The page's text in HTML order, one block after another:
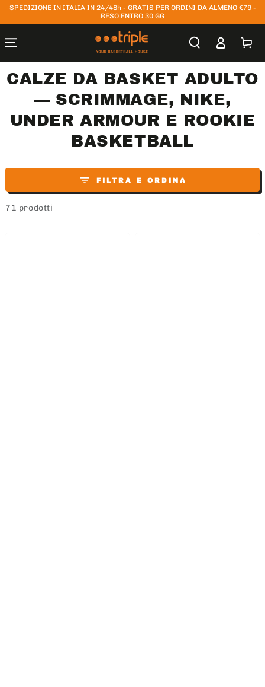
PASSA AL
SPEDIZIONE IN ITALIA IN 24/48h - GRATIS PER ORDINI DA ALMENO €79 -
RESO ENTRO 30 GG
AccessoCarrello
CALZE DA BASKET ADULTO
— SCRIMMAGE, NIKE,
UNDER ARMOUR E ROOKIE
BASKETBALL
FILTRA E ORDINA
71 prodotti